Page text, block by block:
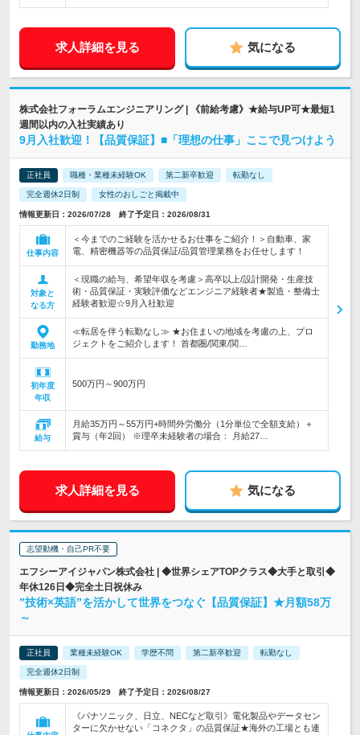
求人詳細を見る 気になる
株式会社フォーラムエンジニアリング | 《前給考慮》★給与UP可★最短1
週間以内の入社実績あり
9月入社歓迎！【品質保証】■「理想の仕事」ここで見つけよう
正社員 職種・業種未経験OK 第二新卒歓迎 転勤なし
完全週休2日制 女性のおしごと掲載中
情報更新日：2026/07/28 終了予定日：2026/08/31
仕事内容
＜今までのご経験を活かせるお仕事をご紹介！＞自動車、家
電、精密機器等の品質保証/品質管理業務をお任せします！
対象と
なる方
＜現職の給与、希望年収を考慮＞高卒以上/設計開発・生産技
術・品質保証・実験評価などエンジニア経験者★製造・整備士
経験者歓迎☆9月入社歓迎
勤務地
≪転居を伴う転勤なし≫ ★お住まいの地域を考慮の上、プロ
ジェクトをご紹介します！ 首都圏/関東/関…
初年度
年収
500万円～900万円
給与
月給35万円～55万円+時間外労働分（1分単位で全額支給）＋
賞与（年2回） ※理卒未経験者の場合： 月給27…
求人詳細を見る 気になる
志望動機・自己PR不要
エフシーアイジャパン株式会社 | ◆世界シェアTOPクラス◆大手と取引◆
年休126日◆完全土日祝休み
”技術×英語”を活かして世界をつなぐ【品質保証】★月額58万
～
正社員 業種未経験OK 学歴不問 第二新卒歓迎 転勤なし
完全週休2日制
情報更新日：2026/05/29 終了予定日：2026/08/27
《パナソニック、日立、NECなど取引》電化製品やデータセン
ターに欠かせない「コネクタ」の品質保証★海外の工場とも連